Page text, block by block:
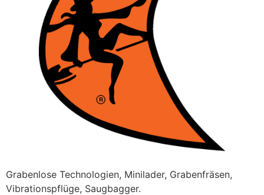
Grabenlose Technologien, Minilader, Grabenfräsen,
Vibrationspflüge, Saugbagger.